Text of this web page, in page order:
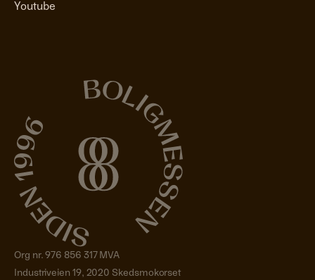
Youtube
Org nr. 976 856 317 MVA
Industriveien 19, 2020 Skedsmokorset